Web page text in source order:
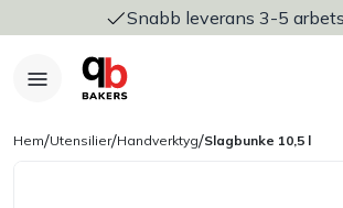
Snabb leverans 3-5
Hem/Utensilier/Handverktyg/Slagbunke 10,5 l